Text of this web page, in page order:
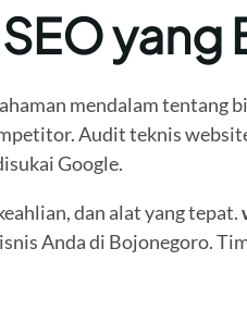
yang
mendalam tentang
Audit teknis
Google.
dan alat yang tepat.
Anda di Bojonegoro.